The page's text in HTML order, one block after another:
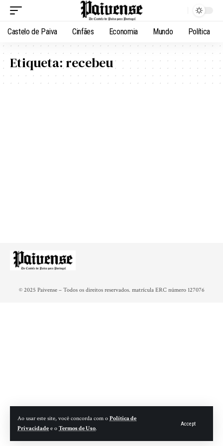
Ao usar este site, você concorda com o Política de
Privacidade e o Termos de Uso.
Accept
Castelo de Paiva Cinfães Economia Mundo Política
Etiqueta:recebeu
© 2025 Paivense – Todos os direitos reservados. matrícula ERC número 127076